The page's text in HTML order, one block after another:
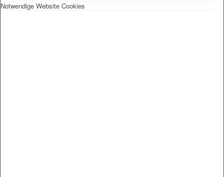
Notwendige Website Cookies